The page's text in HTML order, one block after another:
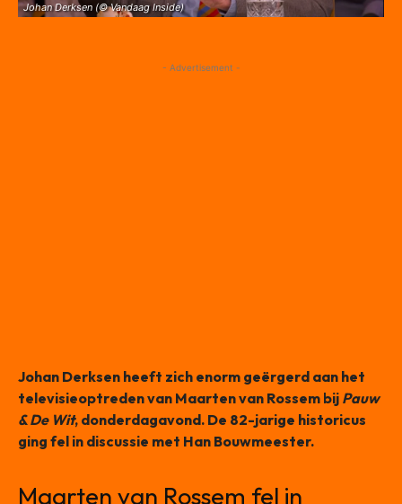
Johan Derksen (© Vandaag Inside)
- Advertisement -
Johan Derksen heeft zich enorm geërgerd aan het
televisieoptreden van Maarten van Rossem bij Pauw
& De Wit, donderdagavond. De 82-jarige historicus
ging fel in discussie met Han Bouwmeester.
Maarten van Rossem fel in